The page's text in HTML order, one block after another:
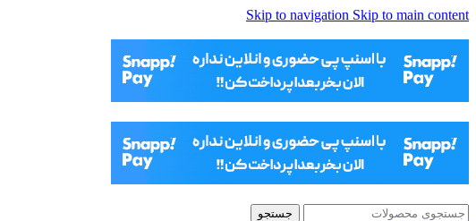
Skip to navigation Skip to main content
جستجو